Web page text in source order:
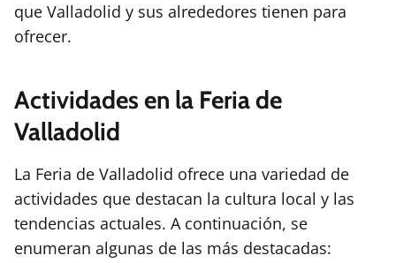
que Valladolid y sus alrededores tienen para
ofrecer.
Actividades en la Feria de
Valladolid
La Feria de Valladolid ofrece una variedad de
actividades que destacan la cultura local y las
tendencias actuales. A continuación, se
enumeran algunas de las más destacadas: